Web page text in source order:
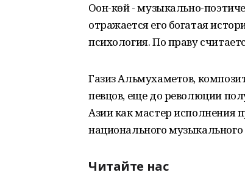
Оҙон-көй - музыкально-
отражается его богатая
психология. По праву
Газиз Альмухаметов,
певцов, еще до революции
Азии как мастер исполнения
национального музыкального
Читайте нас